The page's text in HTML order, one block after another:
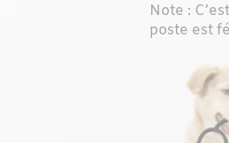
Note :
poste est